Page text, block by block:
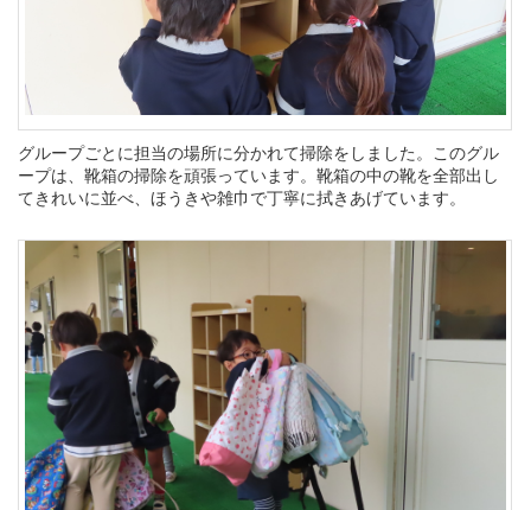
グループごとに担当の場所に分かれて掃除をしました。このグル
ープは、靴箱の掃除を頑張っています。靴箱の中の靴を全部出し
てきれいに並べ、ほうきや雑巾で丁寧に拭きあげています。